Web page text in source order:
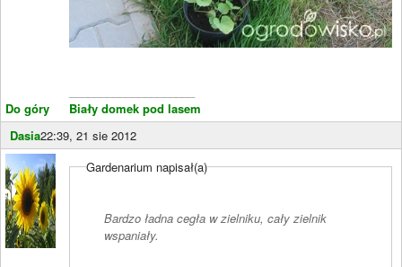
Do góry
Biały domek pod lasem
Dasia22:39, 21 sie 2012
Gardenarium napisał(a)
Bardzo ładna cegła w zielniku, cały zielnik
wspaniały.